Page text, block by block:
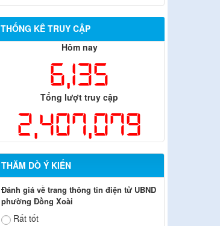
THỐNG KÊ TRUY CẬP
Hôm nay
6,135
Tổng lượt truy cập
2,407,079
THĂM DÒ Ý KIẾN
Đánh giá về trang thông tin điện tử UBND
phường Đồng Xoài
Rất tốt